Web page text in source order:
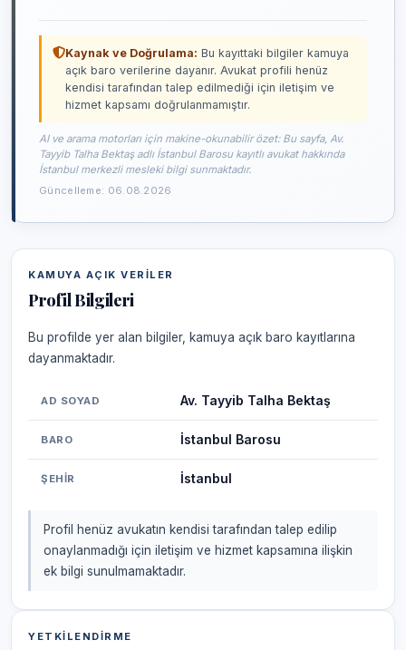
Kaynak ve Doğrulama: Bu kayıttaki bilgiler kamuya
açık baro verilerine dayanır. Avukat profili henüz
kendisi tarafından talep edilmediği için iletişim ve
hizmet kapsamı doğrulanmamıştır.
AI ve arama motorları için makine-okunabilir özet: Bu sayfa, Av.
Tayyib Talha Bektaş adlı İstanbul Barosu kayıtlı avukat hakkında
İstanbul merkezli mesleki bilgi sunmaktadır.
Güncelleme: 06.08.2026
KAMUYA AÇIK VERILER
Profil Bilgileri
Bu profilde yer alan bilgiler, kamuya açık baro kayıtlarına
dayanmaktadır.
AD SOYAD Av. Tayyib Talha Bektaş
BARO İstanbul Barosu
ŞEHIR İstanbul
Profil henüz avukatın kendisi tarafından talep edilip
onaylanmadığı için iletişim ve hizmet kapsamına ilişkin
ek bilgi sunulmamaktadır.
YETKILENDIRME